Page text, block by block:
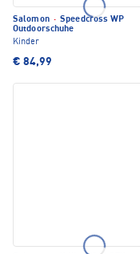
Salomon · Speedcross WP
Outdoorschuhe
Kinder
€ 84,99